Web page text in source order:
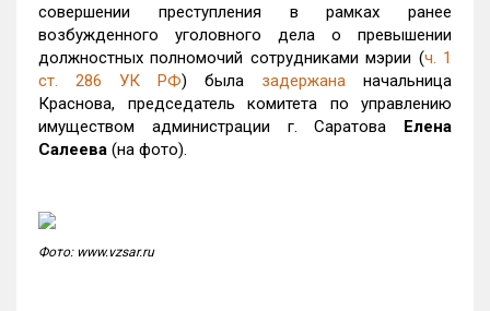
совершении преступления в рамках ранее
возбужденного уголовного дела о превышении
должностных полномочий сотрудниками мэрии (ч. 1
ст. 286 УК РФ) была задержана начальница
Краснова, председатель комитета по управлению
имуществом администрации г. Саратова Елена
Салеева (на фото).
Фото: www.vzsar.ru